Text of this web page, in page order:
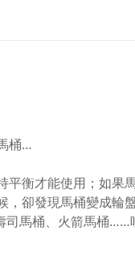
桶…
衡才能使用；如果
卻發現馬桶變成輪
馬桶、火箭馬桶……